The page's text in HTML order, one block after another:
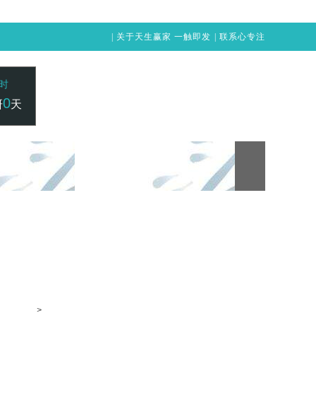
关于天生赢家 一触即发 联系心专注
0天
24小时咨询电话：
400-1515-211
一触即发 凯发vip-天生赢家 一触即发
>